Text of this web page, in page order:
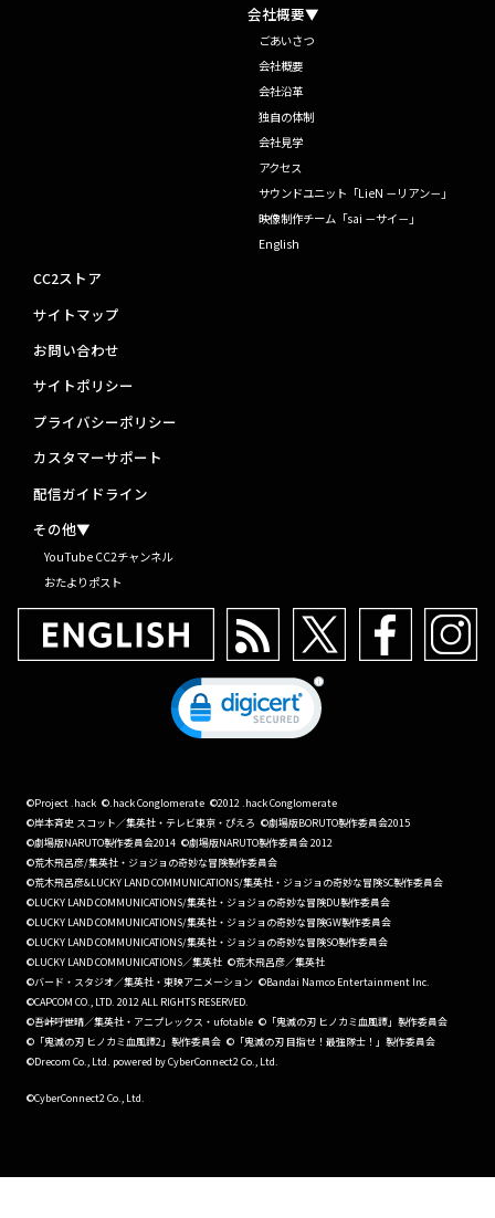
会社概要▼
ごあいさつ
会社概要
会社沿革
独自の体制
会社見学
アクセス
サウンドユニット「LieN －リアン－」
映像制作チーム「sai －サイ－」
English
CC2ストア
サイトマップ
お問い合わせ
サイトポリシー
プライバシーポリシー
カスタマーサポート
配信ガイドライン
その他▼
YouTube CC2チャンネル
おたよりポスト
©Project .hack ©.hack Conglomerate ©2012 .hack Conglomerate
©岸本斉史 スコット／集英社・テレビ東京・ぴえろ ©劇場版BORUTO製作委員会2015
©劇場版NARUTO製作委員会2014 ©劇場版NARUTO製作委員会 2012
©荒木飛呂彦/集英社・ジョジョの奇妙な冒険製作委員会
©荒木飛呂彦&LUCKY LAND COMMUNICATIONS/集英社・ジョジョの奇妙な冒険SC製作委員会
©LUCKY LAND COMMUNICATIONS/集英社・ジョジョの奇妙な冒険DU製作委員会
©LUCKY LAND COMMUNICATIONS/集英社・ジョジョの奇妙な冒険GW製作委員会
©LUCKY LAND COMMUNICATIONS/集英社・ジョジョの奇妙な冒険SO製作委員会
©LUCKY LAND COMMUNICATIONS／集英社 ©荒木飛呂彦／集英社
©バード・スタジオ／集英社・東映アニメーション ©Bandai Namco Entertainment Inc.
©CAPCOM CO., LTD. 2012 ALL RIGHTS RESERVED.
©吾峠呼世晴／集英社・アニプレックス・ufotable ©「鬼滅の刃 ヒノカミ血風譚」製作委員会
©「鬼滅の刃 ヒノカミ血風譚2」製作委員会 ©「鬼滅の刃 目指せ！最強隊士！」製作委員会
©Drecom Co., Ltd. powered by CyberConnect2 Co., Ltd.
©CyberConnect2 Co., Ltd.